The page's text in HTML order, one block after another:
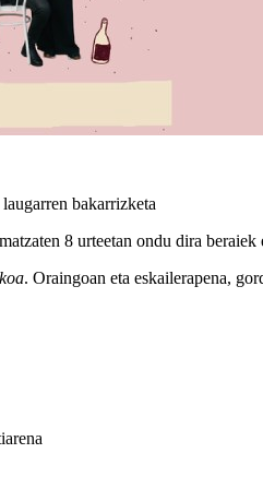
laugarren bakarrizketa
8 urteetan ondu dira
. Oraingoan eta eskailerapena,